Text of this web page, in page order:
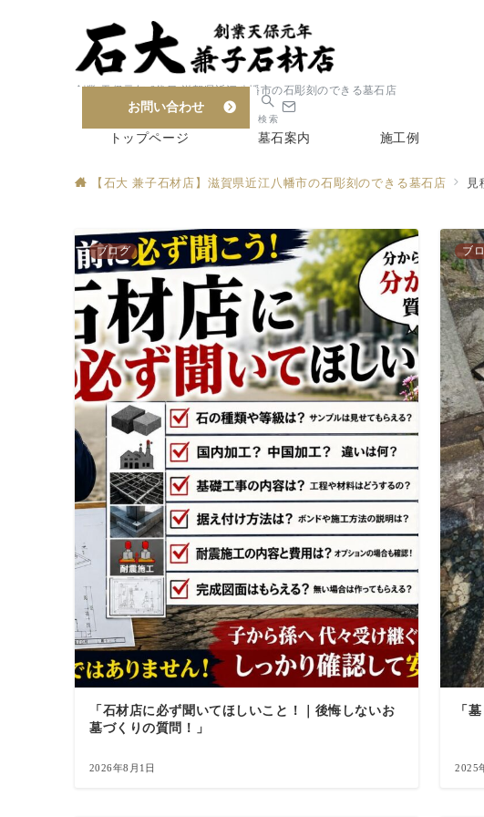
創業 天保元年 6代目 滋賀県近江八幡市の石彫刻のできる墓石店
お問い合わせ
検索
トップページ 墓石案内 施工例
【石大 兼子石材店】滋賀県近江八幡市の石彫刻のできる墓石店 見
ブログ
「石材店に必ず聞いてほしいこと！｜後悔しないお
墓づくりの質問！」
2026年8月1日
ブ
「
2025